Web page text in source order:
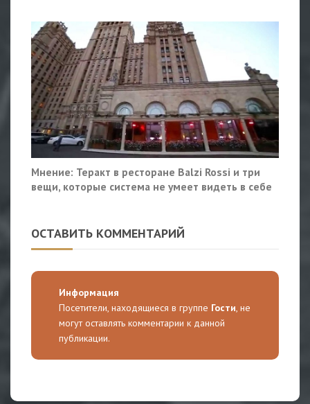
Мнение: Теракт в ресторане Balzi Rossi и три
вещи, которые система не умеет видеть в себе
ОСТАВИТЬ КОММЕНТАРИЙ
Информация
Посетители, находящиеся в группе Гости, не
могут оставлять комментарии к данной
публикации.